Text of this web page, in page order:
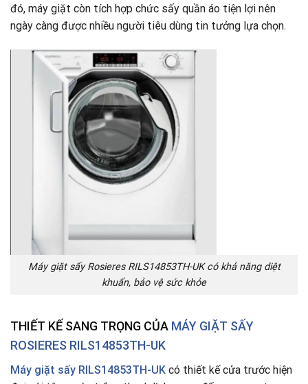
đó, máy giặt còn tích hợp chức sấy quần áo tiện lợi nên
ngày càng được nhiều người tiêu dùng tin tưởng lựa chọn.
Máy giặt sấy Rosieres RILS14853TH-UK có khả năng diệt
khuẩn, bảo vệ sức khỏe
THIẾT KẾ SANG TRỌNG CỦA MÁY GIẶT SẤY
ROSIERES RILS14853TH-UK
Máy giặt sấy RILS14853TH-UK có thiết kế cửa trước hiện